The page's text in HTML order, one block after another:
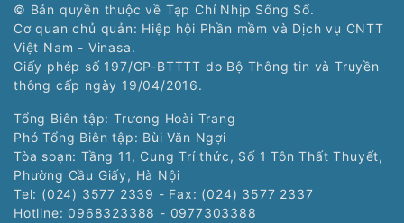
© Bản quyền thuộc về Tạp Chí Nhịp Sống Số.
Cơ quan chủ quản: Hiệp hội Phần mềm và Dịch vụ CNTT
Việt Nam - Vinasa.
Giấy phép số 197/GP-BTTTT do Bộ Thông tin và Truyền
thông cấp ngày 19/04/2016.
Tổng Biên tập: Trương Hoài Trang
Phó Tổng Biên tập: Bùi Văn Ngợi
Tòa soạn: Tầng 11, Cung Trí thức, Số 1 Tôn Thất Thuyết,
Phường Cầu Giấy, Hà Nội
Tel: (024) 3577 2339 - Fax: (024) 3577 2337
Hotline: 0968323388 - 0977303388